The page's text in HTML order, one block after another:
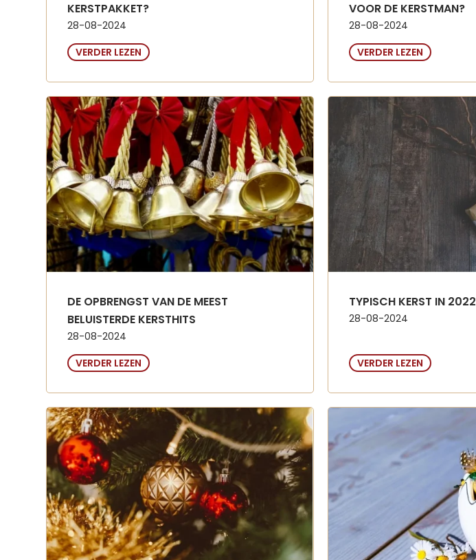
KERSTPAKKET?
28-08-2024
VERDER LEZEN
VOOR DE KERSTMAN?
28-08-2024
VERDER LEZEN
DE OPBRENGST VAN DE MEEST
BELUISTERDE KERSTHITS
28-08-2024
VERDER LEZEN
TYPISCH KERST IN 2022
28-08-2024
VERDER LEZEN